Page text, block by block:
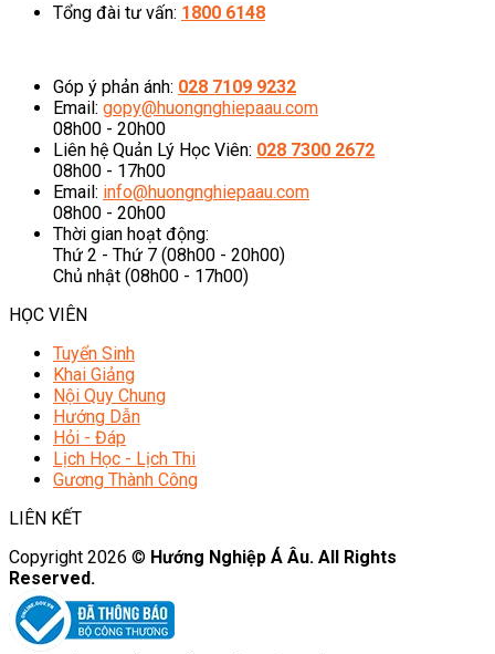
Tổng đài tư vấn: 1800 6148
Góp ý phản ánh: 028 7109 9232
Email: gopy@huongnghiepaau.com
08h00 - 20h00
Liên hệ Quản Lý Học Viên: 028 7300 2672
08h00 - 17h00
Email: info@huongnghiepaau.com
08h00 - 20h00
Thời gian hoạt động:
Thứ 2 - Thứ 7 (08h00 - 20h00)
Chủ nhật (08h00 - 17h00)
HỌC VIÊN
Tuyển Sinh
Khai Giảng
Nội Quy Chung
Hướng Dẫn
Hỏi - Đáp
Lịch Học - Lịch Thi
Gương Thành Công
LIÊN KẾT
Copyright 2026 © Hướng Nghiệp Á Âu. All Rights
Reserved.